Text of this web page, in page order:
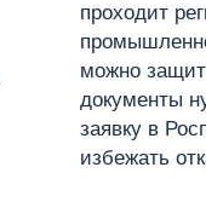
проходит
можно
документы
заявку в
избежать